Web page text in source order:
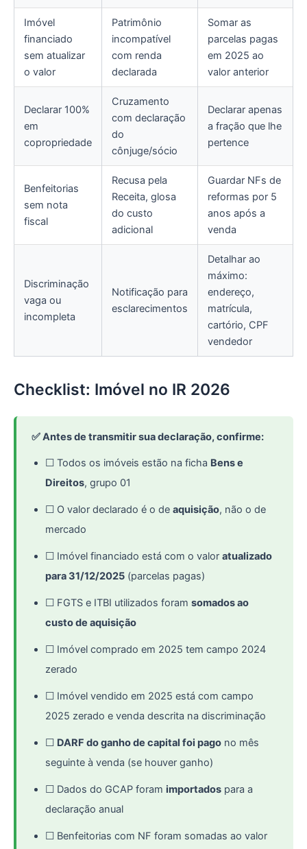
Imóvel
financiado
sem atualizar
o valor
Patrimônio
incompatível
com renda
declarada
Somar as
parcelas pagas
em 2025 ao
valor anterior
Declarar 100%
em
copropriedade
Cruzamento
com declaração
do
cônjuge/sócio
Declarar apenas
a fração que lhe
pertence
Benfeitorias
sem nota
fiscal
Recusa pela
Receita, glosa
do custo
adicional
Guardar NFs de
reformas por 5
anos após a
venda
Discriminação
vaga ou
incompleta
Notificação para
esclarecimentos
Detalhar ao
máximo:
endereço,
matrícula,
cartório, CPF
vendedor
Checklist: Imóvel no IR 2026
✅ Antes de transmitir sua declaração, confirme:
☐ Todos os imóveis estão na ficha Bens e
Direitos, grupo 01
☐ O valor declarado é o de aquisição, não o de
mercado
☐ Imóvel financiado está com o valor atualizado
para 31/12/2025 (parcelas pagas)
☐ FGTS e ITBI utilizados foram somados ao
custo de aquisição
☐ Imóvel comprado em 2025 tem campo 2024
zerado
☐ Imóvel vendido em 2025 está com campo
2025 zerado e venda descrita na discriminação
☐ DARF do ganho de capital foi pago no mês
seguinte à venda (se houver ganho)
☐ Dados do GCAP foram importados para a
declaração anual
☐ Benfeitorias com NF foram somadas ao valor